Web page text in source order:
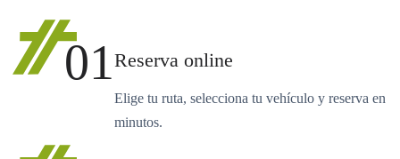
01Reserva online
Elige tu ruta, selecciona tu vehículo y reserva en
minutos.